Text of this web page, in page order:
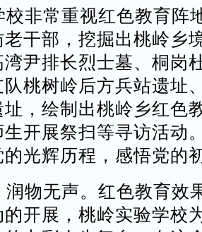
非常重视红色教育阵
干部，挖掘出桃岭乡
尹排长烈士墓、桐岗
桃树岭后方兵站遗址
，绘制出桃岭乡红色
开展祭扫等寻访活动
光辉历程，感悟党的
物无声。红色教育效
开展，桃岭实验学校